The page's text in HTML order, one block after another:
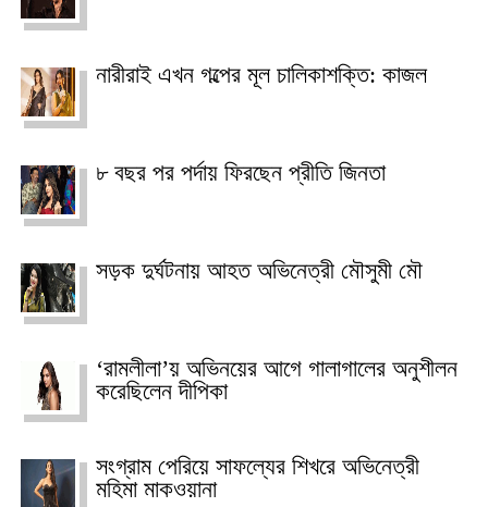
নারীরাই এখন গল্পের মূল চালিকাশক্তি: কাজল
৮ বছর পর পর্দায় ফিরছেন প্রীতি জিনতা
সড়ক দুর্ঘটনায় আহত অভিনেত্রী মৌসুমী মৌ
‘রামলীলা’য় অভিনয়ের আগে গালাগালের অনুশীলন
করেছিলেন দীপিকা
সংগ্রাম পেরিয়ে সাফল্যের শিখরে অভিনেত্রী
মহিমা মাকওয়ানা